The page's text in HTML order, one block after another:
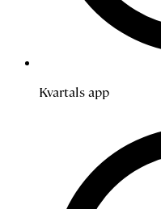
Kvartals app